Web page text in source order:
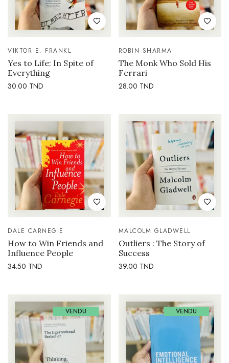
VIKTOR E. FRANKL
Yes to Life: In Spite of
Everything
30.00 TND
ROBIN SHARMA
The Monk Who Sold His
Ferrari
28.00 TND
DALE CARNEGIE
How to Win Friends and
Influence People
34.50 TND
MALCOLM GLADWELL
Outliers : The Story of
Success
39.00 TND
VENDU VENDU